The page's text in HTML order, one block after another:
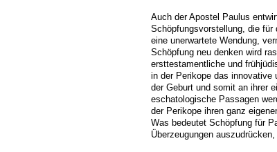
Auch der Apostel Paulus
Schöpfungsvorstellung, die für
eine unerwartete Wendung,
Schöpfung neu denken wird
ersttestamentliche und
in der Perikope das innovative
der Geburt und somit an ihrer
eschatologische Passagen
der Perikope ihren ganz
Was bedeutet Schöpfung für
Überzeugungen